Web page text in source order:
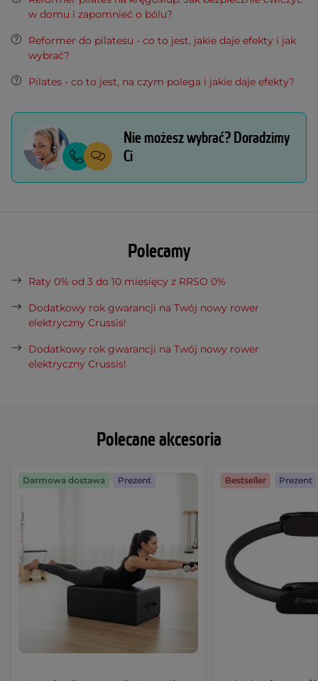
Polecane akcesoria
Darmowa dostawa Prezent Bestseller Prezent
w domu i zapomnieć o bólu?
Reformer do pilatesu - co to jest, jakie daje efekty i jak
wybrać?
Pilates - co to jest, na czym polega i jakie daje efekty?
Nie możesz wybrać? Doradzimy
Ci
Polecamy
Raty 0% od 3 do 10 miesięcy z RRSO 0%
Dodatkowy rok gwarancji na Twój nowy rower
elektryczny Crussis!
Dodatkowy rok gwarancji na Twój nowy rower
elektryczny Crussis!